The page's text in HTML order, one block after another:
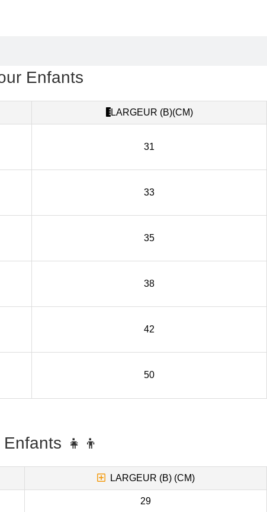
Enfants
LARGEUR (B)(CM)
31
33
35
38
42
50
👧👦
LARGEUR (B) (CM)
29